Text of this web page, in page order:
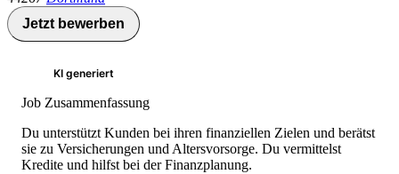
Jetzt bewerben
KI generiert
Job Zusammenfassung
Du unterstützt Kunden bei ihren finanziellen Zielen und berätst
sie zu Versicherungen und Altersvorsorge. Du vermittelst
Kredite und hilfst bei der Finanzplanung.